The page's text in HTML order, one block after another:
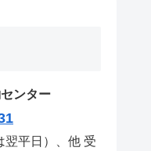
ンター
翌平日）、他 受